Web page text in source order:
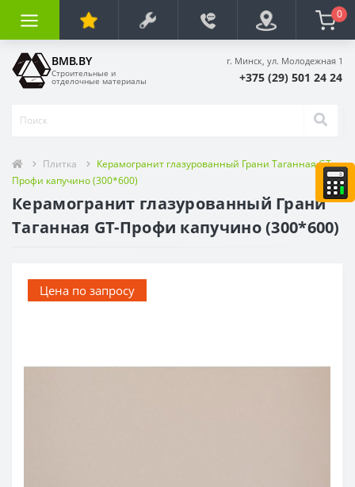
0
BMB.BY
Строительные и
отделочные материалы
г. Минск, ул. Молодежная 1
+375 (29) 501 24 24
Плитка
Керамогранит глазурованный Грани Таганная GT-
Профи капучино (300*600)
Керамогранит глазурованный Грани
Таганная GT-Профи капучино (300*600)
Цена по запросу